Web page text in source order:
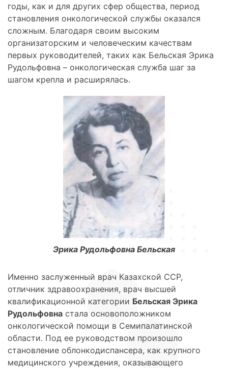
годы, как и для других сфер общества, период
становления онкологической службы оказался
сложным. Благодаря своим высоким
организаторским и человеческим качествам
первых руководителей, таких как Бельская Эрика
Рудольфовна – онкологическая служба шаг за
шагом крепла и расширялась.
Эрика Рудольфовна Бельская
Именно заслуженный врач Казахской ССР,
отличник здравоохранения, врач высшей
квалификационной категории Бельская Эрика
Рудольфовна стала основоположником
онкологической помощи в Семипалатинской
области. Под ее руководством произошло
становление облонкодиспансера, как крупного
медицинского учреждения, оказывающего